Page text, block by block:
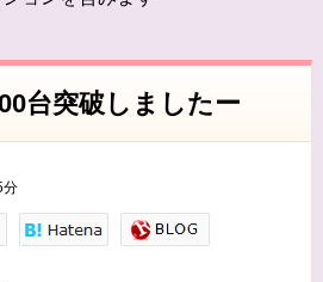
台突破しましたー
分